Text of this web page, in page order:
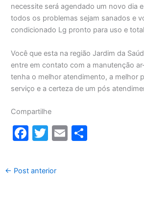
necessite será agendado um novo dia
todos os problemas sejam sanados e
condicionado Lg pronto para uso e
Você que esta na região Jardim da
entre em contato com a manutenção
tenha o melhor atendimento, a melhor
serviço e a certeza de um pós
Compartilhe
F
c
e
T
itt
er
E
← Post anterior